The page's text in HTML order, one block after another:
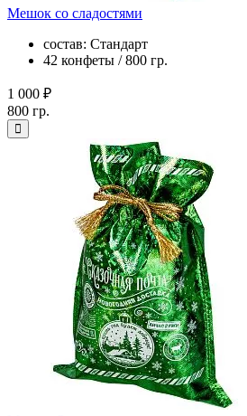
Мешок со сладостями
состав: Стандарт
42 конфеты / 800 гр.
1 000 ₽
800 гр.